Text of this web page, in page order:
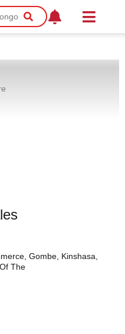
Gombe, Kinshasa,
The